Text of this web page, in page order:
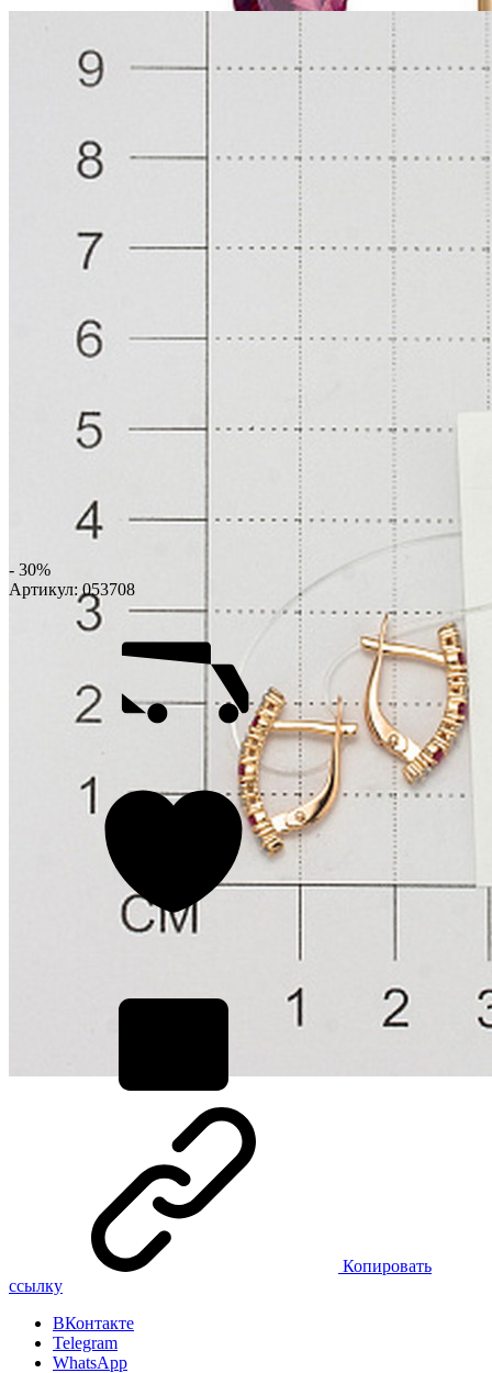
- 30%
Артикул:053708
Копировать
ссылку
ВКонтакте
Telegram
WhatsApp